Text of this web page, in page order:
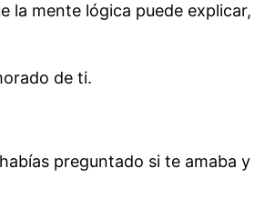
la mente lógica puede explicar,
de ti.
preguntado si te amaba y